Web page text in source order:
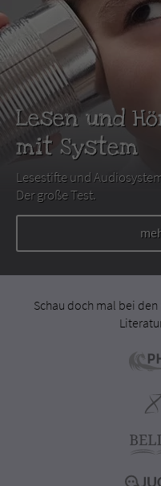
Lesen und
mit System
Lesestifte und
Der große Test.
Schau doch mal bei